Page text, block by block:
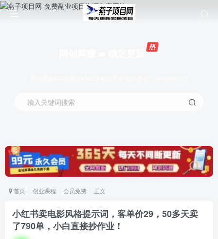
输入关键词搜索
首页 创业课程 会员免费 正文
小红书卖电影风格提示词，客单价29，50多天卖
了790单，小白直接抄作业！